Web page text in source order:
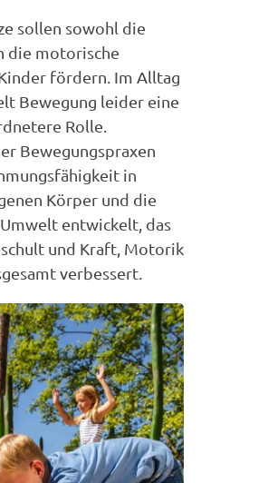
sollen sowohl die
die motorische
fördern. Im Alltag
Bewegung leider eine
Rolle.
Bewegungspraxen
in
Körper und die
entwickelt, das
und Kraft, Motorik
verbessert.